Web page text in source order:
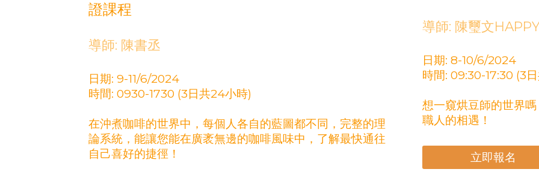
證課程
導師: 陳書丞
日期: 9-11/6/2024
時間: 0930-1730 (3日共24小時)
在沖煮咖啡的世界中，每個人各自的藍圖都不同，完整的理
論系統，能讓您能在廣袤無邊的咖啡風味中，了解最快通往
自己喜好的捷徑！
導師: 陳璽文
日期: 8-10/6/2024
時間: 09:30-17:30 (3
想一窺烘豆師的世界
職人的相遇！
立即報名